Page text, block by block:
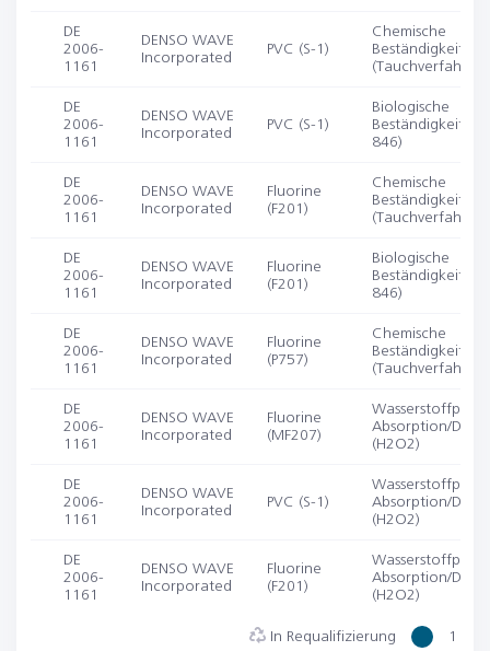
DE
2006-
1161
DENSO WAVE
Incorporated
PVC (S-1)
Chemische
Beständigkeit
(Tauchverfahren)
DE
2006-
1161
DENSO WAVE
Incorporated
PVC (S-1)
Biologische
Beständigkeit
846)
DE
2006-
1161
DENSO WAVE
Incorporated
Fluorine
(F201)
Chemische
Beständigkeit
(Tauchverfahren)
DE
2006-
1161
DENSO WAVE
Incorporated
Fluorine
(F201)
Biologische
Beständigkeit
846)
DE
2006-
1161
DENSO WAVE
Incorporated
Fluorine
(P757)
Chemische
Beständigkeit
(Tauchverfahren)
DE
2006-
1161
DENSO WAVE
Incorporated
Fluorine
(MF207)
Absorption/
(H2O2)
DE
2006-
1161
DENSO WAVE
Incorporated
PVC (S-1)
Absorption/
(H2O2)
DE
2006-
1161
DENSO WAVE
Incorporated
Fluorine
(F201)
Absorption/
(H2O2)
In Requalifizierung 1